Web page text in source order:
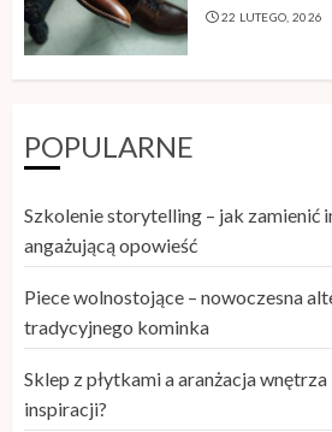
22 LUTEGO, 2026
POPULARNE
Szkolenie storytelling – jak zamienić
angażującą opowieść
Piece wolnostojące – nowoczesna
tradycyjnego kominka
Sklep z płytkami a aranżacja
inspiracji?
4
5
technologii w
systemach